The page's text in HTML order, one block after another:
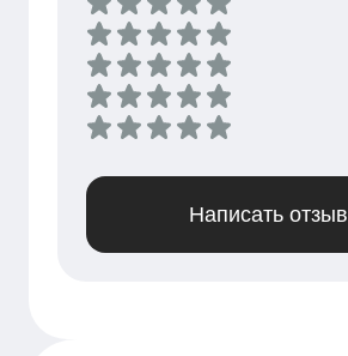
Написать отзыв